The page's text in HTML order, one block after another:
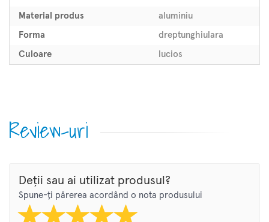
Material produs aluminiu
Forma dreptunghiulara
Culoare lucios
Review-uri
Deții sau ai utilizat produsul?
Spune-ți părerea acordând o nota produsului